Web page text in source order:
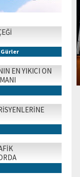
Gürler
EN YIKICI ON